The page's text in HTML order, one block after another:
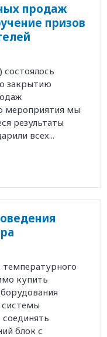
продаж
призов
закрытию
мероприятия мы
результаты
всех...
температурного
купить
системы
блок с